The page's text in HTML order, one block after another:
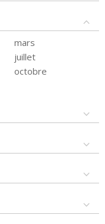
mars
juillet
octobre